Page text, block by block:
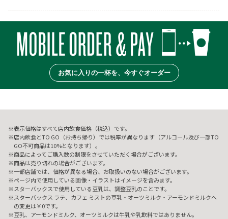
お気に入りの一杯を、今すぐオーダー
表示価格はすべて店内飲食価格（税込）です。
店内飲食とTO GO（お持ち帰り）では税率が異なります（アルコール及び一部TO
GO不可商品は10%となります）。
商品によってご購入数の制限をさせていただく場合がございます。
商品は売り切れの場合がございます。
一部店舗では、価格が異なる場合、お取扱いのない場合がございます。
ページ内で使用している画像・イラストはイメージを含みます。
スターバックスで使用している豆乳は、調整豆乳のことです。
スターバックス ラテ、カフェ ミストの豆乳・オーツミルク・アーモンドミルクへ
の変更は￥0です。
豆乳、アーモンドミルク、オーツミルクは牛乳や乳飲料ではありません。